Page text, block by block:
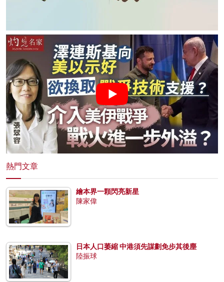
熱門文章
繪本界一顆閃亮新星
陳家偉
日本人口萎縮 中港須先謀劃免步其後塵
陸振球